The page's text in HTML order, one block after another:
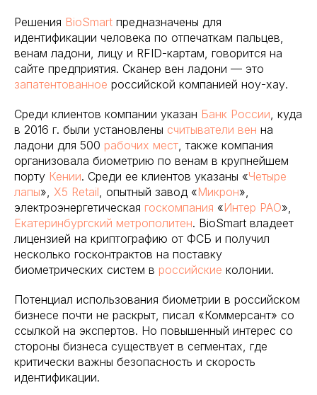
Решения BioSmart предназначены для
идентификации человека по отпечаткам пальцев,
венам ладони, лицу и RFID-картам, говорится на
сайте предприятия. Сканер вен ладони — это
запатентованное российской компанией ноу-хау.
Среди клиентов компании указан Банк России, куда
в 2016 г. были установлены считыватели вен на
ладони для 500 рабочих мест, также компания
организовала биометрию по венам в крупнейшем
порту Кении. Среди ее клиентов указаны «Четыре
лапы», X5 Retail, опытный завод «Микрон»,
электроэнергетическая госкомпания «Интер РАО»,
Екатеринбургский метрополитен. BioSmart владеет
лицензией на криптографию от ФСБ и получил
несколько госконтрактов на поставку
биометрических систем в российские колонии.
Потенциал использования биометрии в российском
бизнесе почти не раскрыт, писал «Коммерсант» со
ссылкой на экспертов. Но повышенный интерес со
стороны бизнеса существует в сегментах, где
критически важны безопасность и скорость
идентификации.